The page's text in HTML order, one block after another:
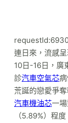
連日來，流感
10日-16日，廣
診汽車空氣芯
荒誕的戀愛爭
汽車機油芯一
（5.89%）程